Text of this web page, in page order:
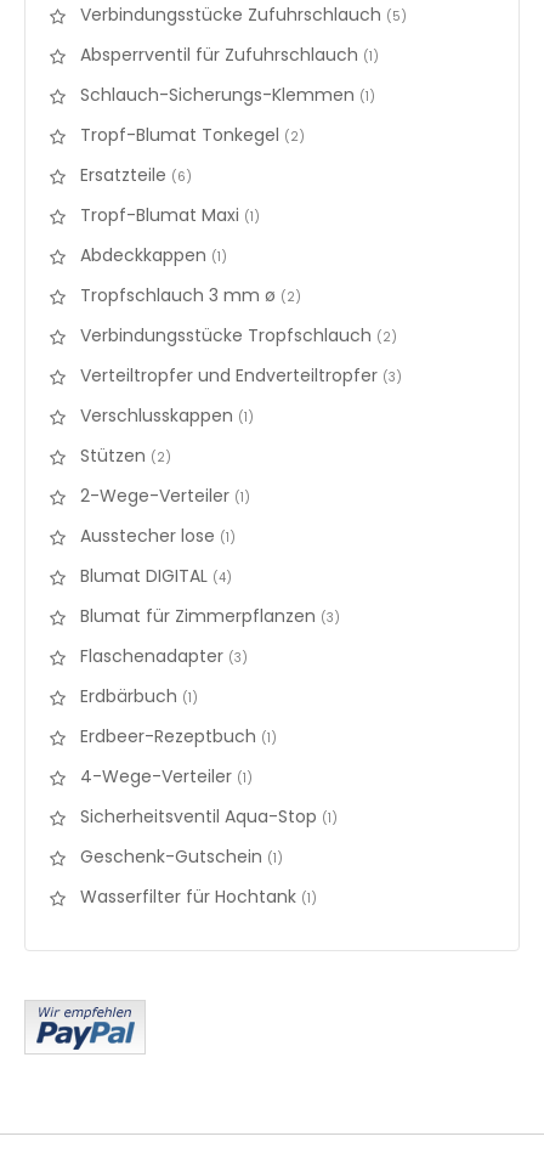
Verbindungsstücke Zufuhrschlauch 5items
Absperrventil für Zufuhrschlauch 1items
Schlauch-Sicherungs-Klemmen 1items
Tropf-Blumat Tonkegel 2items
Ersatzteile 6items
Tropf-Blumat Maxi 1items
Abdeckkappen 1items
Tropfschlauch 3 mm ø 2items
Verbindungsstücke Tropfschlauch 2items
Verteiltropfer und Endverteiltropfer 3items
Verschlusskappen 1items
Stützen 2items
2-Wege-Verteiler 1items
Ausstecher lose 1items
Blumat DIGITAL 4items
Blumat für Zimmerpflanzen 3items
Flaschenadapter 3items
Erdbärbuch 1items
Erdbeer-Rezeptbuch 1items
4-Wege-Verteiler 1items
Sicherheitsventil Aqua-Stop 1items
Geschenk-Gutschein 1items
Wasserfilter für Hochtank 1items